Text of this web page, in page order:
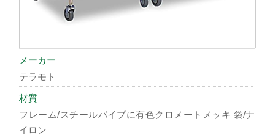
メーカー
テラモト
材質
フレーム/スチールパイプに有色クロメートメッキ 袋/ナ
イロン